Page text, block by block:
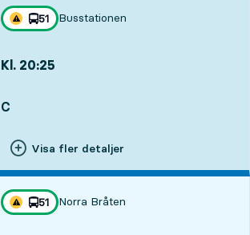
Trafikstörning på resan finns
linje
51
mot
Busstationen
,
Kl. 20:25
C
Visa fler detaljer
Trafikstörning på resan finns
linje
51
mot
Norra Bråten
,